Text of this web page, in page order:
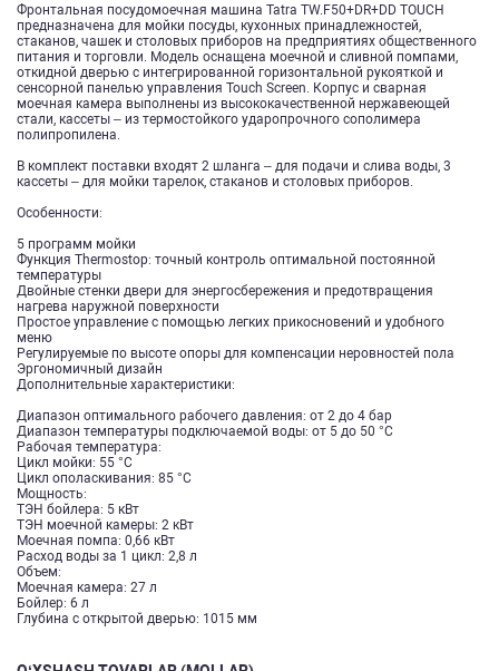
Фронтальная посудомоечная машина Tatra TW.F50+DR+DD TOUCH
предназначена для мойки посуды, кухонных принадлежностей,
стаканов, чашек и столовых приборов на предприятиях общественного
питания и торговли. Модель оснащена моечной и сливной помпами,
откидной дверью с интегрированной горизонтальной рукояткой и
сенсорной панелью управления Touch Screen. Корпус и сварная
моечная камера выполнены из высококачественной нержавеющей
стали, кассеты – из термостойкого ударопрочного сополимера
полипропилена.
В комплект поставки входят 2 шланга – для подачи и слива воды, 3
кассеты – для мойки тарелок, стаканов и столовых приборов.
Особенности:
5 программ мойки
Функция Thermostop: точный контроль оптимальной постоянной
температуры
Двойные стенки двери для энергосбережения и предотвращения
нагрева наружной поверхности
Простое управление с помощью легких прикосновений и удобного
меню
Регулируемые по высоте опоры для компенсации неровностей пола
Эргономичный дизайн
Дополнительные характеристики:
Диапазон оптимального рабочего давления: от 2 до 4 бар
Диапазон температуры подключаемой воды: от 5 до 50 °C
Рабочая температура:
Цикл мойки: 55 °C
Цикл ополаскивания: 85 °C
Мощность:
ТЭН бойлера: 5 кВт
ТЭН моечной камеры: 2 кВт
Моечная помпа: 0,66 кВт
Расход воды за 1 цикл: 2,8 л
Объем:
Моечная камера: 27 л
Бойлер: 6 л
Глубина с открытой дверью: 1015 мм